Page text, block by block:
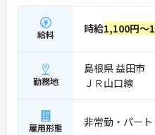
給料 時給1,100円～
勤務地
島根県 益田市
ＪＲ山口線
雇用形態 非常勤・パー